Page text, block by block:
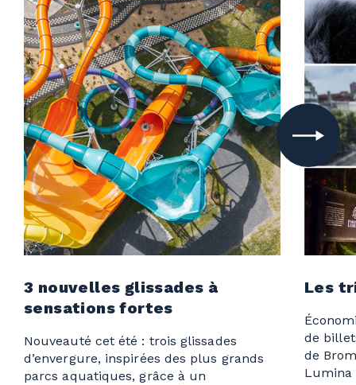
3 nouvelles glissades à
sensations fortes
Nouveauté cet été : trois glissades
d’envergure, inspirées des plus grands
parcs aquatiques, grâce à un
Les
de
de
Lumina